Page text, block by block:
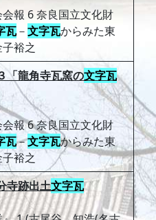
報 6 奈良国立文化財
瓦－文字瓦からみた東
裕之
龍角寺瓦窯の文字瓦
報 6 奈良国立文化財
瓦－文字瓦からみた東
裕之
寺跡出土文字瓦